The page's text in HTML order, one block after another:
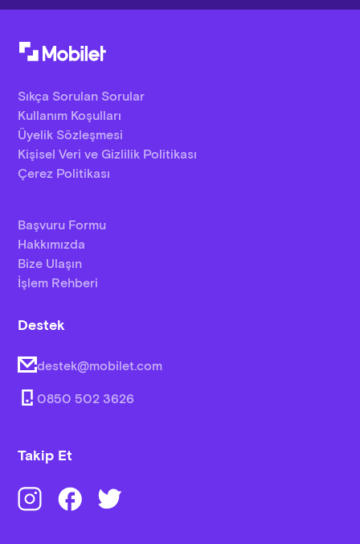
Sıkça Sorulan Sorular
Kullanım Koşulları
Üyelik Sözleşmesi
Kişisel Veri ve Gizlilik Politikası
Çerez Politikası
Başvuru Formu
Hakkımızda
Bize Ulaşın
İşlem Rehberi
Destek
destek@mobilet.com
0850 502 3626
Takip Et